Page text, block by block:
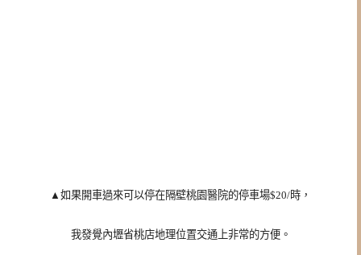
▲如果開車過來可以停在隔壁桃園醫院的停車場$20/時，
我發覺內壢省桃店地理位置交通上非常的方便。